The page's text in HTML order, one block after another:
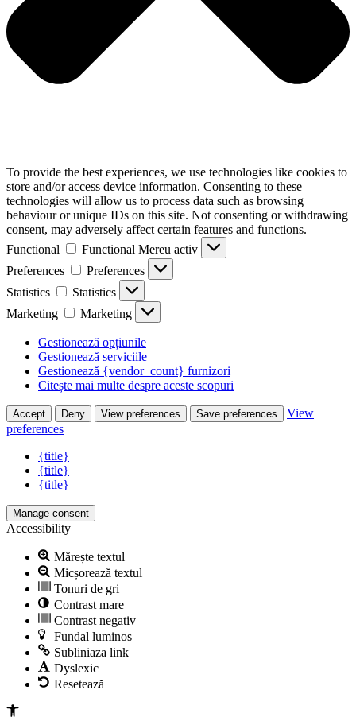
To provide the best experiences, we use technologies like cookies to
store and/or access device information. Consenting to these
technologies will allow us to process data such as browsing
behaviour or unique IDs on this site. Not consenting or withdrawing
consent, may adversely affect certain features and functions.
Functional
Functional Mereu activ
Preferences
Preferences
Statistics
Statistics
Marketing
Marketing
Gestionează opțiunile
Gestionează serviciile
Gestionează {vendor_count} furnizori
Citește mai multe despre aceste scopuri
Accept Deny View preferences Save preferences
View
preferences
{title}
{title}
{title}
Manage consent
Accessibility
Mărește textul
Micșorează textul
Tonuri de gri
Contrast mare
Contrast negativ
Fundal luminos
Subliniaza link
Dyslexic
Resetează